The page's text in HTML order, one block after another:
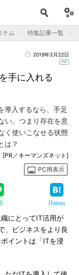
テム 特集記事一覧
2019年3月22日
手に入れる
導入するなら、手足
い。つまり存在を意
く使いこなせる状態
は？
[PR／キーマンズネット]
PC用表示
Hatena
にとってIT活用が
、ビジネスをより良
イントは「ITを浸